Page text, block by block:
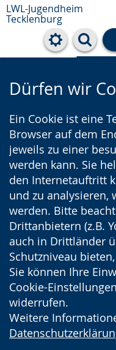
LWL-Jugendheim
Tecklenburg
Dürfen wir
Ein Cookie ist eine
Browser auf dem
jeweils zu einer
werden kann. Sie
den Internetauftritt
und zu analysieren,
werden. Bitte
Drittanbietern (z.B.
auch in Drittländer
Schutzniveau
Sie können Ihre
Cookie-
widerrufen.
Weitere